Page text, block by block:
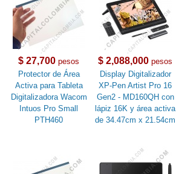
$ 27,700 pesos
Protector de Área
Activa para Tableta
Digitalizadora Wacom
Intuos Pro Small
PTH460
$ 2,088,000 pesos
Display Digitalizador
XP-Pen Artist Pro 16
Gen2 - MD160QH con
lápiz 16K y área activa
de 34.47cm x 21.54cm